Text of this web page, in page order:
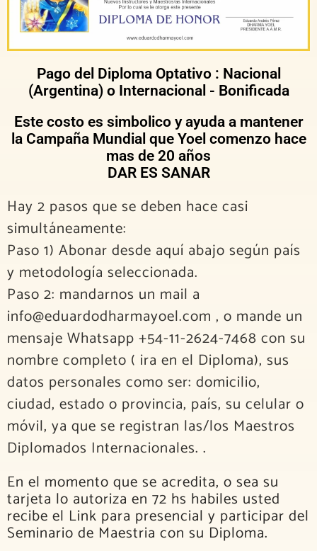
Pago del Diploma Optativo : Nacional
(Argentina) o Internacional - Bonificada
Este costo es simbolico y ayuda a mantener
la Campaña Mundial que Yoel comenzo hace
mas de 20 años
DAR ES SANAR
Hay 2 pasos que se deben hace casi
simultáneamente:
Paso 1) Abonar desde aquí abajo según país
y metodología seleccionada.
Paso 2: mandarnos un mail a
info@eduardodharmayoel.com , o mande un
mensaje Whatsapp +54-11-2624-7468 con su
nombre completo ( ira en el Diploma), sus
datos personales como ser: domicilio,
ciudad, estado o provincia, país, su celular o
móvil, ya que se registran las/los Maestros
Diplomados Internacionales. .
En el momento que se acredita, o sea su
tarjeta lo autoriza en 72 hs habiles usted
recibe el Link para presencial y participar del
Seminario de Maestria con su Diploma.